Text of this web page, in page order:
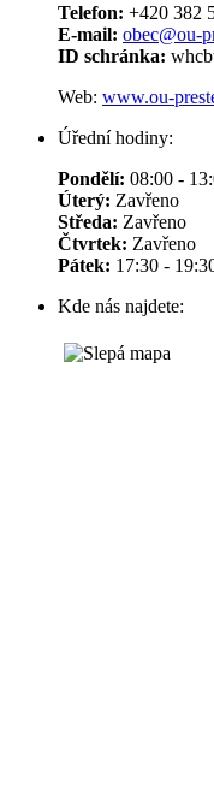
Telefon: +420 382
E-mail: obec@ou-
ID schránka:
Web: www.ou-
Úřední hodiny:
Pondělí: 08:00 -
Úterý: Zavřeno
Středa: Zavřeno
Čtvrtek: Zavřeno
Pátek: 17:30 -
Kde nás najdete: